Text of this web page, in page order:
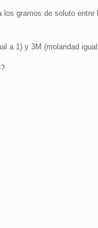
los gramos de soluto entre
a 1) y 3M (molaridad